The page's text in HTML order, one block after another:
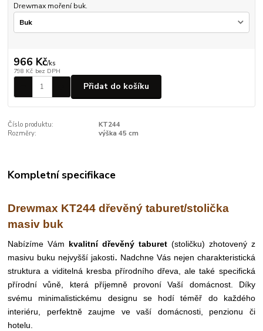
Drewmax moření buk.
966 Kč/ks
798 Kč bez DPH
Přidat do košíku
Číslo produktu:
KT244
Rozměry:
výška 45 cm
Kompletní specifikace
Drewmax KT244 dřevěný taburet/stolička
masiv buk
Nabízíme Vám kvalitní dřevěný taburet(stoličku) zhotovený z
masivu buku nejvyšší jakosti. Nadchne Vás nejen charakteristická
struktura a viditelná kresba přírodního dřeva, ale také specifická
přírodní vůně, která příjemně provoní Vaší domácnost. Díky
svému minimalistickému designu se hodí téměř do každého
interiéru, perfektně zaujme vevaší domácnosti, penzionu či
hotelu.